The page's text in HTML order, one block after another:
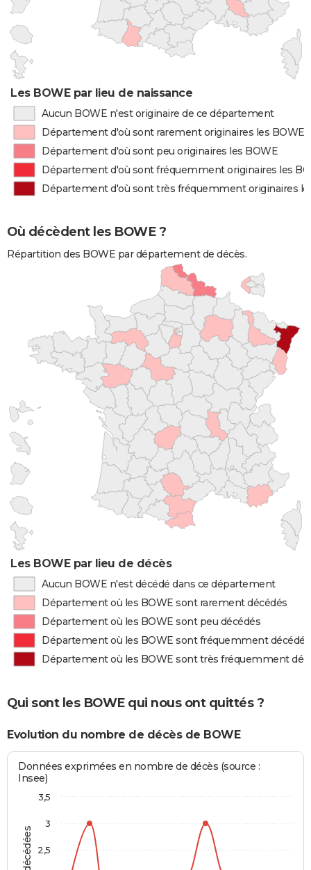
Les BOWE par lieu de naissance
Aucun BOWE n'est originaire de ce département
Département d'où sont rarement originaires les BOWE
Département d'où sont peu originaires les BOWE
Département d'où sont fréquemment originaires les
Département d'où sont très fréquemment originaires
Où décèdent les BOWE ?
Répartition des BOWE par département de décès.
Les BOWE par lieu de décès
Aucun BOWE n'est décédé dans ce département
Département où les BOWE sont rarement décédés
Département où les BOWE sont peu décédés
Département où les BOWE sont fréquemment décédés
Département où les BOWE sont très fréquemment
Qui sont les BOWE qui nous ont quittés ?
Evolution du nombre de décès de BOWE
Données exprimées en nombre de décès (source :
Insee)
2,5
3
3,5